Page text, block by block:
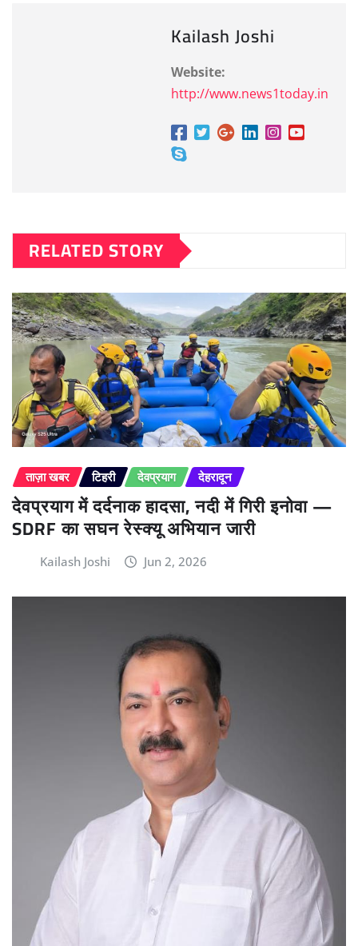
Kailash Joshi
Website:
http://www.news1today.in
RELATED STORY
ताज़ा खबर टिहरी देवप्रयाग देहरादून
देवप्रयाग में दर्दनाक हादसा, नदी में गिरी इनोवा —
SDRF का सघन रेस्क्यू अभियान जारी
Kailash Joshi Jun 2, 2026